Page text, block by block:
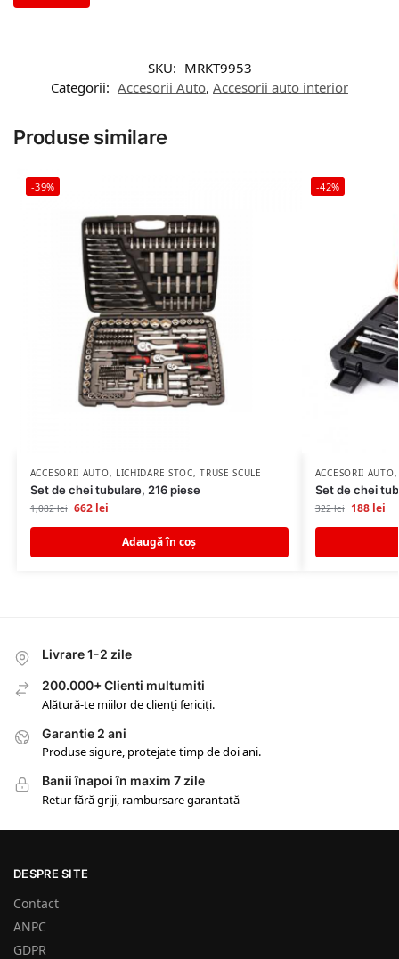
SKU: MRKT9953
Categorii: Accesorii Auto, Accesorii auto interior
Produse similare
-39%
ACCESORII AUTO, LICHIDARE STOC,TRUSE SCULE
Set de chei tubulare, 216 piese
1,082lei 662 lei
Adaugă în coș
-42%
ACCESORII AUTO
Set de chei
322lei 188 lei
Livrare 1-2 zile
200.000+ Clienti multumiti
Alătură-te miilor de clienți fericiți.
Garantie 2 ani
Produse sigure, protejate timp de doi ani.
Banii înapoi în maxim 7 zile
Retur fără griji, rambursare garantată
DESPRE SITE
Contact
ANPC
GDPR